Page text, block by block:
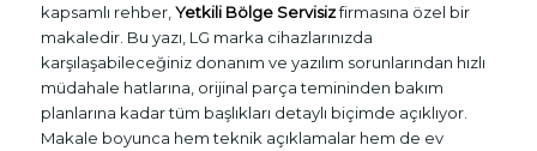
kapsamlı rehber, Yetkili Bölge Servisizfirmasına özel bir
makaledir. Bu yazı, LG marka cihazlarınızda
karşılaşabileceğiniz donanım ve yazılım sorunlarından hızlı
müdahale hatlarına, orijinal parça temininden bakım
planlarına kadar tüm başlıkları detaylı biçimde açıklıyor.
Makale boyunca hem teknik açıklamalar hem de ev